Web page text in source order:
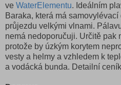
ve WaterElementu. Ideálním
Baraka, která má
průjezdu velkými vlnami.
nemá nedoporučuji. Určitě pak
protože by úzkým korytem
vesty a helmy a vzhledem k
a vodácká bunda. Detailní